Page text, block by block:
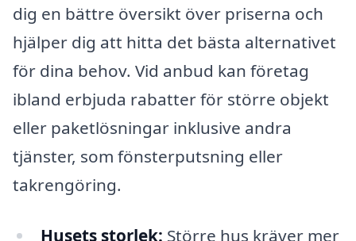
dig en bättre översikt över priserna och
hjälper dig att hitta det bästa alternativet
för dina behov. Vid anbud kan företag
ibland erbjuda rabatter för större objekt
eller paketlösningar inklusive andra
tjänster, som fönsterputsning eller
takrengöring.
Husets storlek: Större hus kräver mer